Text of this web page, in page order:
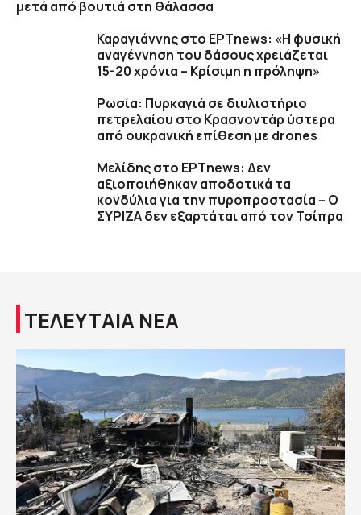
μετά από βουτιά στη θάλασσα
Καραγιάννης στο ΕΡΤnews: «Η φυσική
αναγέννηση του δάσους χρειάζεται
15-20 χρόνια – Κρίσιμη η πρόληψη»
Ρωσία: Πυρκαγιά σε διυλιστήριο
πετρελαίου στο Κρασνοντάρ ύστερα
από ουκρανική επίθεση με drones
Μελίδης στο ΕΡΤnews: Δεν
αξιοποιήθηκαν αποδοτικά τα
κονδύλια για την πυροπροστασία – Ο
ΣΥΡΙΖΑ δεν εξαρτάται από τον Τσίπρα
ΤΕΛΕΥΤΑΙΑ ΝΕΑ